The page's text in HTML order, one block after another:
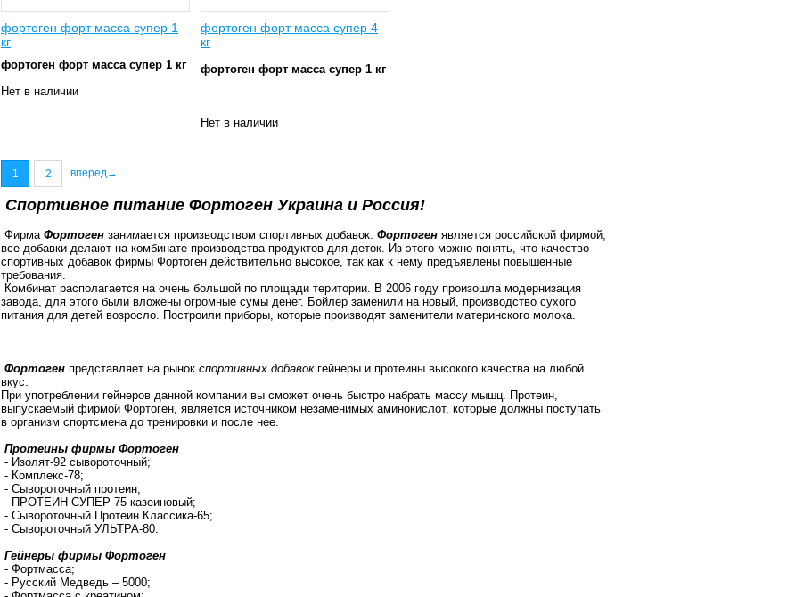
фортоген форт масса супер 1
кг
фортоген форт масса супер 1 кг
Нет в наличии
фортоген форт масса супер 4
кг
фортоген форт масса супер 1 кг
Нет в наличии
1 2 вперед→
Спортивное питание Фортоген Украина и Россия!
Фирма Фортоген занимается производством спортивных добавок. Фортоген является российской фирмой,
все добавки делают на комбинате производства продуктов для деток. Из этого можно понять, что качество
спортивных добавок фирмы Фортоген действительно высокое, так как к нему предъявлены повышенные
требования.
Комбинат располагается на очень большой по площади територии. В 2006 году произошла модернизация
завода, для этого были вложены огромные сумы денег. Бойлер заменили на новый, производство сухого
питания для детей возросло. Построили приборы, которые производят заменители материнского молока.
Фортоген представляет на рынок спортивных добавокгейнеры и протеины высокого качества на любой
вкус.
При употреблении гейнеров данной компании вы сможет очень быстро набрать массу мышц. Протеин,
выпускаемый фирмой Фортоген, является источником незаменимых аминокислот, которые должны поступать
в организм спортсмена до тренировки и после нее.
Протеины фирмы Фортоген
- Изолят-92 сывороточный;
- Комплекс-78;
- Сывороточный протеин;
- ПРОТЕИН СУПЕР-75 казеиновый;
- Сывороточный Протеин Классика-65;
- Сывороточный УЛЬТРА-80.
Гейнеры фирмы Фортоген
- Фортмасса;
- Русский Медведь – 5000;